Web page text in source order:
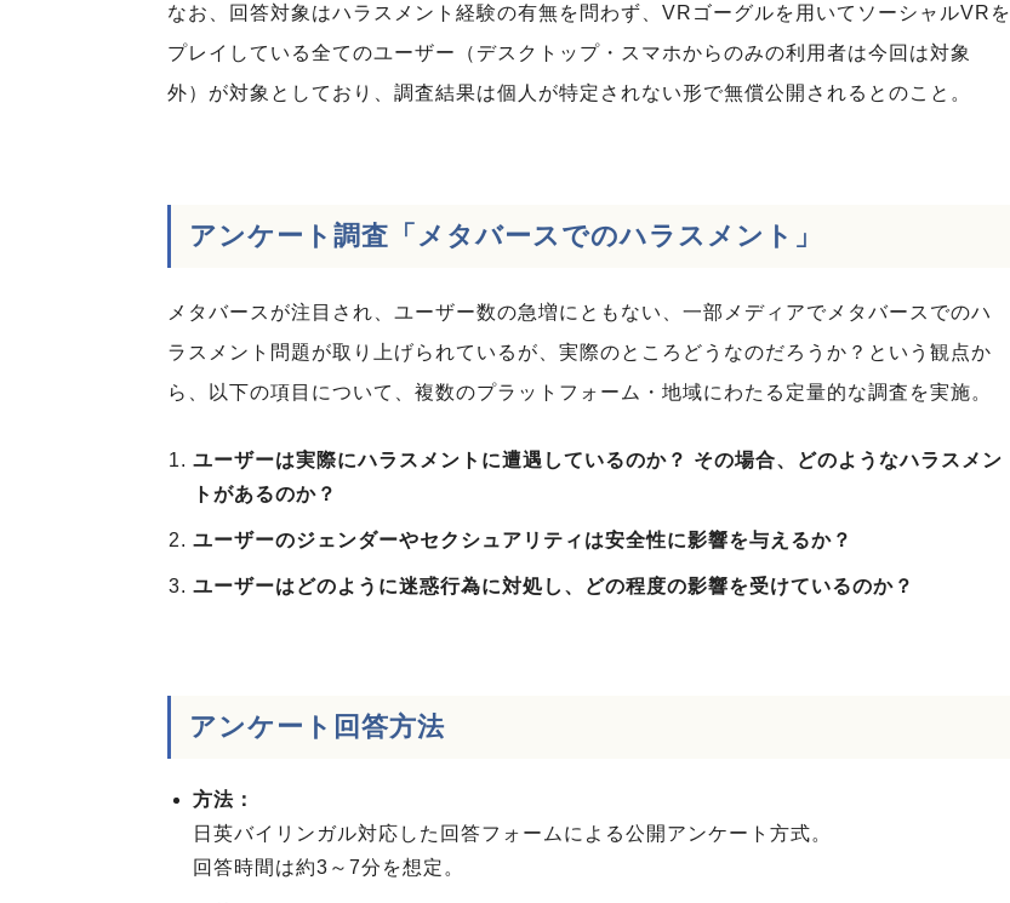
なお、回答対象はハラスメント経験の有無を問わず、VRゴーグルを用いてソーシャルVRを
プレイしている全てのユーザー（デスクトップ・スマホからのみの利用者は今回は対象
外）が対象としており、調査結果は個人が特定されない形で無償公開されるとのこと。
アンケート調査「メタバースでのハラスメント」
メタバースが注目され、ユーザー数の急増にともない、一部メディアでメタバースでのハ
ラスメント問題が取り上げられているが、実際のところどうなのだろうか？という観点か
ら、以下の項目について、複数のプラットフォーム・地域にわたる定量的な調査を実施。
ユーザーは実際にハラスメントに遭遇しているのか？ その場合、どのようなハラスメン
トがあるのか？
ユーザーのジェンダーやセクシュアリティは安全性に影響を与えるか？
ユーザーはどのように迷惑行為に対処し、どの程度の影響を受けているのか？
アンケート回答方法
方法：
日英バイリンガル対応した回答フォームによる公開アンケート方式。
回答時間は約3～7分を想定。